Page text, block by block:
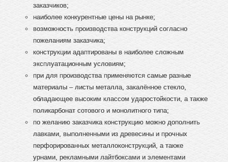
заказчиков;
наиболее конкурентные цены на рынке;
возможность производства конструкций согласно
пожеланиям заказчика;
конструкции адаптированы в наиболее сложным
эксплуатационным условиям;
при для производства применяются самые разные
материалы – листы металла, закалённое стекло,
обладающее высоким классом ударостойкости, а также
поликарбонат сотового и монолитного типа;
по желанию заказчика конструкцию можно дополнить
лавками, выполненными из древесины и прочных
перфорированных металлоконструкций, а также
урнами, рекламными лайтбоксами и элементами